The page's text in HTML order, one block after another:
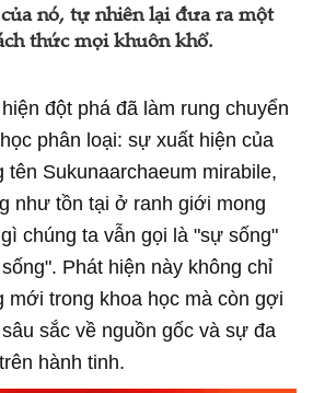
nó, tự nhiên lại đưa ra một
thức mọi khuôn khổ.
đột phá đã làm rung chuyển
phân loại: sự xuất hiện của
tên Sukunaarchaeum mirabile,
như tồn tại ở ranh giới mong
chúng ta vẫn gọi là "sự sống"
Phát hiện này không chỉ
mới trong khoa học mà còn gợi
sắc về nguồn gốc và sự đa
hành tinh.